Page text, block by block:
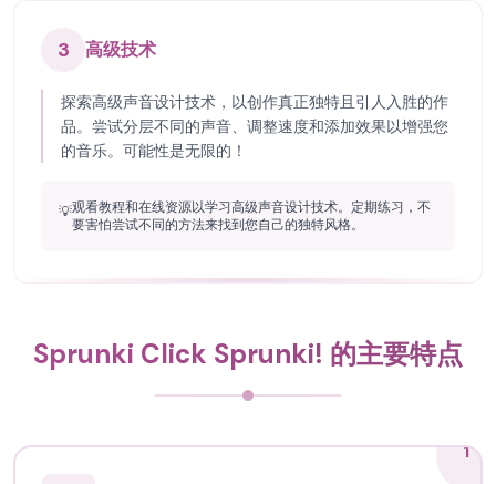
3 高级技术
探索高级声音设计技术，以创作真正独特且引人入胜的作
品。尝试分层不同的声音、调整速度和添加效果以增强您
的音乐。可能性是无限的！
💡观看教程和在线资源以学习高级声音设计技术。定期练习，不
要害怕尝试不同的方法来找到您自己的独特风格。
Sprunki Click Sprunki! 的主要特点
1